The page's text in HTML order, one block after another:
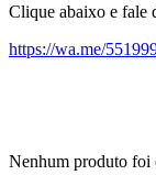
Clique abaixo e fale
https://wa.me/
Nenhum produto foi